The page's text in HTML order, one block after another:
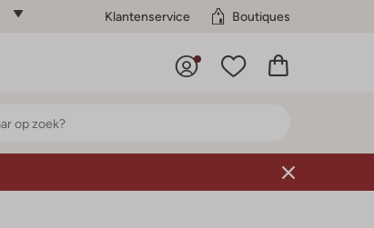
Klantenservice Boutiques